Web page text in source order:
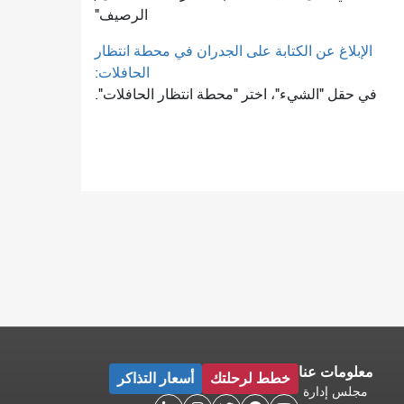
الرصيف"
الإبلاغ عن الكتابة على الجدران في محطة انتظار
الحافلات:
في حقل "الشيء"، اختر "محطة انتظار الحافلات".
معلومات عنا
مجلس إدارة
خطط لرحلتك أسعار التذاكر